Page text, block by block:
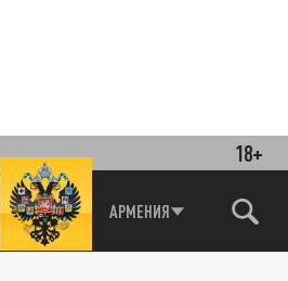
18+
АРМЕНИЯ